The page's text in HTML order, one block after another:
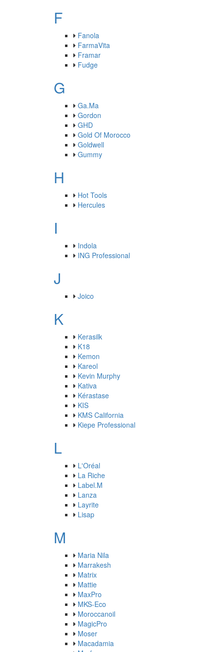
F
Fanola
FarmaVita
Framar
Fudge
G
Ga.Ma
Gordon
GHD
Gold Of Morocco
Goldwell
Gummy
H
Hot Tools
Hercules
I
Indola
ING Professional
J
Joico
K
Kerasilk
K18
Kemon
Kareol
Kevin Murphy
Kativa
Kérastase
KIS
KMS California
Kiepe Professional
L
L'Oréal
La Riche
Label.M
Lanza
Layrite
Lisap
M
Maria Nila
Marrakesh
Matrix
Mattie
MaxPro
MKS-Eco
Moroccanoil
MagicPro
Moser
Macadamia